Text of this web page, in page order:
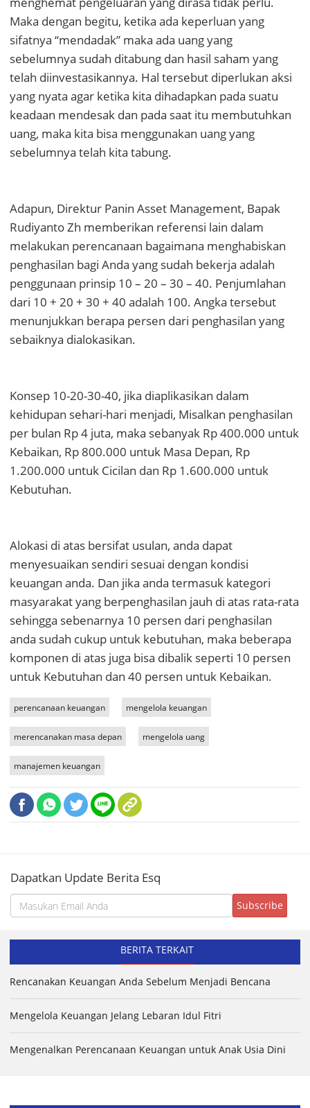
Maka dengan begitu, ketika ada keperluan yang
sifatnya “mendadak” maka ada uang yang
sebelumnya sudah ditabung dan hasil saham yang
telah diinvestasikannya. Hal tersebut diperlukan aksi
yang nyata agar ketika kita dihadapkan pada suatu
keadaan mendesak dan pada saat itu membutuhkan
uang, maka kita bisa menggunakan uang yang
sebelumnya telah kita tabung.
Adapun, Direktur Panin Asset Management, Bapak
Rudiyanto Zh memberikan referensi lain dalam
melakukan perencanaan bagaimana menghabiskan
penghasilan bagi Anda yang sudah bekerja adalah
penggunaan prinsip 10 – 20 – 30 – 40. Penjumlahan
dari 10 + 20 + 30 + 40 adalah 100. Angka tersebut
menunjukkan berapa persen dari penghasilan yang
sebaiknya dialokasikan.
Konsep 10-20-30-40, jika diaplikasikan dalam
kehidupan sehari-hari menjadi, Misalkan penghasilan
per bulan Rp 4 juta, maka sebanyak Rp 400.000 untuk
Kebaikan, Rp 800.000 untuk Masa Depan, Rp
1.200.000 untuk Cicilan dan Rp 1.600.000 untuk
Kebutuhan.
Alokasi di atas bersifat usulan, anda dapat
menyesuaikan sendiri sesuai dengan kondisi
keuangan anda. Dan jika anda termasuk kategori
masyarakat yang berpenghasilan jauh di atas rata-rata
sehingga sebenarnya 10 persen dari penghasilan
anda sudah cukup untuk kebutuhan, maka beberapa
komponen di atas juga bisa dibalik seperti 10 persen
untuk Kebutuhan dan 40 persen untuk Kebaikan.
perencanaan keuangan mengelola keuangan
merencanakan masa depan mengelola uang
manajemen keuangan
Dapatkan Update Berita Esq
BERITA TERKAIT
Rencanakan Keuangan Anda Sebelum Menjadi Bencana
Mengelola Keuangan Jelang Lebaran Idul Fitri
Mengenalkan Perencanaan Keuangan untuk Anak Usia Dini